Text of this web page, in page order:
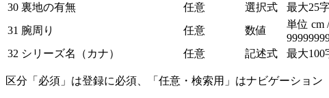
30 裏地の有無 任意 選択式 最大25
31 腕周り 任意 数値
単位 cm
32 シリーズ名（カナ） 任意 記述式 最大100
区分「必須」は登録に必須、「任意・検索用」はナビゲーション